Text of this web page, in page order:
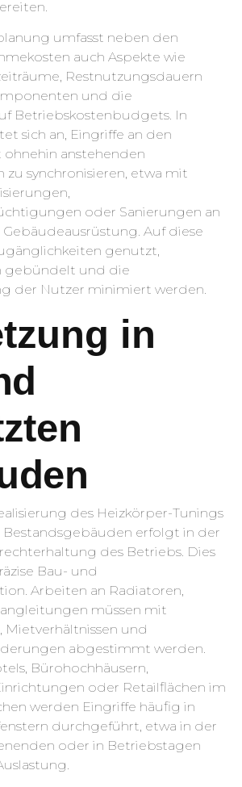
umfasst neben den
auch Aspekte wie
Restnutzungsdauern
und die
Betriebskostenbudgets. In
sich an, Eingriffe an den
anstehenden
zu synchronisieren, etwa mit
oder Sanierungen an
Auf diese
genutzt,
gebündelt und die
der Nutzer minimiert werden.
in
des Heizkörper-Tunings
erfolgt in der
des Betriebs. Dies
Bau- und
Arbeiten an Radiatoren,
müssen mit
Mietverhältnissen und
abgestimmt werden.
Bürohochhäusern,
oder Retailflächen im
werden Eingriffe häufig in
durchgeführt, etwa in der
oder in Betriebstagen